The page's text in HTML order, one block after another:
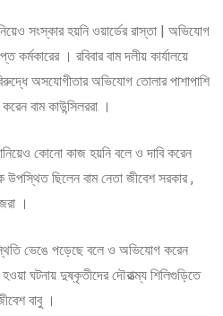
সংস্কার হয়নি ওয়ার্ডের রাস্তা | অভিযোগ
কর্মকারের । রবিবার বাম দলীয় কার্যালয়ে
অসযোগীতার অভিযোগ তোলার পাশাপাশি
বাম কাউন্সিলররা ।
কোনো কাজ হয়নি বলে ও দাবি করেন
উপস্থিত ছিলেন বাম নেতা জীবেশ সরকার ,
।
ভেঙে পড়েছে বলে ও অভিযোগ করেন
ঘটনায় দুষ্কৃতীদের দৌরাত্ম্য শিলিগুড়িতে
বাবু ।